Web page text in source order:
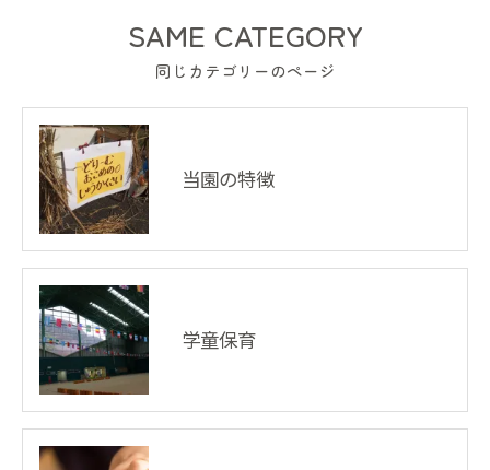
同じカテゴリーのページ
SAME CATEGORY
当園の特徴
学童保育